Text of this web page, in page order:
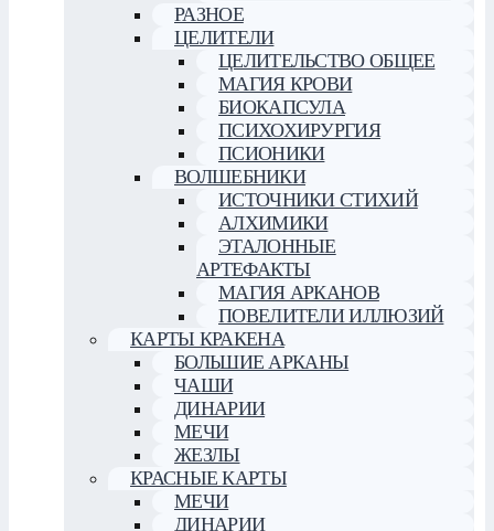
РАЗНОЕ
ЦЕЛИТЕЛИ
ЦЕЛИТЕЛЬСТВО ОБЩЕЕ
МАГИЯ КРОВИ
БИОКАПСУЛА
ПСИХОХИРУРГИЯ
ПСИОНИКИ
ВОЛШЕБНИКИ
ИСТОЧНИКИ СТИХИЙ
АЛХИМИКИ
ЭТАЛОННЫЕ
АРТЕФАКТЫ
МАГИЯ АРКАНОВ
ПОВЕЛИТЕЛИ ИЛЛЮЗИЙ
КАРТЫ КРАКЕНА
БОЛЬШИЕ АРКАНЫ
ЧАШИ
ДИНАРИИ
МЕЧИ
ЖЕЗЛЫ
КРАСНЫЕ КАРТЫ
МЕЧИ
ДИНАРИИ